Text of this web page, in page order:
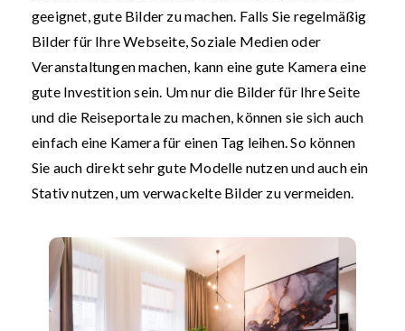
geeignet, gute Bilder zu machen. Falls Sie regelmäßig
Bilder für Ihre Webseite, Soziale Medien oder
Veranstaltungen machen, kann eine gute Kamera eine
gute Investition sein. Um nur die Bilder für Ihre Seite
und die Reiseportale zu machen, können sie sich auch
einfach eine Kamera für einen Tag leihen. So können
Sie auch direkt sehr gute Modelle nutzen und auch ein
Stativ nutzen, um verwackelte Bilder zu vermeiden.